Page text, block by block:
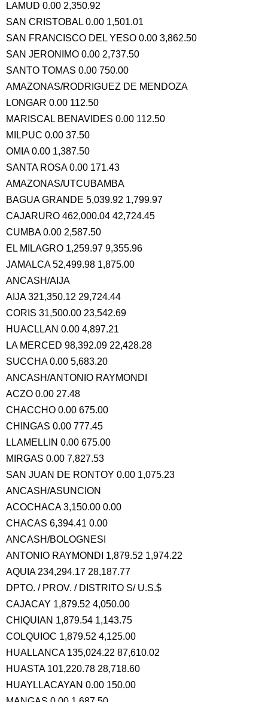
LAMUD 0.00 2,350.92
SAN CRISTOBAL 0.00 1,501.01
SAN FRANCISCO DEL YESO 0.00 3,862.50
SAN JERONIMO 0.00 2,737.50
SANTO TOMAS 0.00 750.00
AMAZONAS/RODRIGUEZ DE MENDOZA
LONGAR 0.00 112.50
MARISCAL BENAVIDES 0.00 112.50
MILPUC 0.00 37.50
OMIA 0.00 1,387.50
SANTA ROSA 0.00 171.43
AMAZONAS/UTCUBAMBA
BAGUA GRANDE 5,039.92 1,799.97
CAJARURO 462,000.04 42,724.45
CUMBA 0.00 2,587.50
EL MILAGRO 1,259.97 9,355.96
JAMALCA 52,499.98 1,875.00
ANCASH/AIJA
AIJA 321,350.12 29,724.44
CORIS 31,500.00 23,542.69
HUACLLAN 0.00 4,897.21
LA MERCED 98,392.09 22,428.28
SUCCHA 0.00 5,683.20
ANCASH/ANTONIO RAYMONDI
ACZO 0.00 27.48
CHACCHO 0.00 675.00
CHINGAS 0.00 777.45
LLAMELLIN 0.00 675.00
MIRGAS 0.00 7,827.53
SAN JUAN DE RONTOY 0.00 1,075.23
ANCASH/ASUNCION
ACOCHACA 3,150.00 0.00
CHACAS 6,394.41 0.00
ANCASH/BOLOGNESI
ANTONIO RAYMONDI 1,879.52 1,974.22
AQUIA 234,294.17 28,187.77
DPTO. / PROV. / DISTRITO S/ U.S.$
CAJACAY 1,879.52 4,050.00
CHIQUIAN 1,879.54 1,143.75
COLQUIOC 1,879.52 4,125.00
HUALLANCA 135,024.22 87,610.02
HUASTA 101,220.78 28,718.60
HUAYLLACAYAN 0.00 150.00